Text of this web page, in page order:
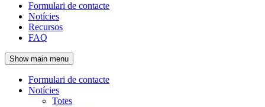
Navegació
principal
de
l'encapçalament
Formulari de contacte
Notícies
Recursos
FAQ
Show main menu
Navegació
Formulari de contacte
Notícies
Totes